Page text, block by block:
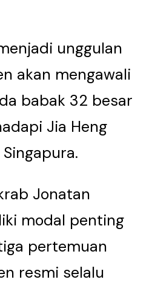
unggulan
akan mengawali
babak 32 besar
Jia Heng
Jonatan
modal penting
pertemuan
resmi selalu